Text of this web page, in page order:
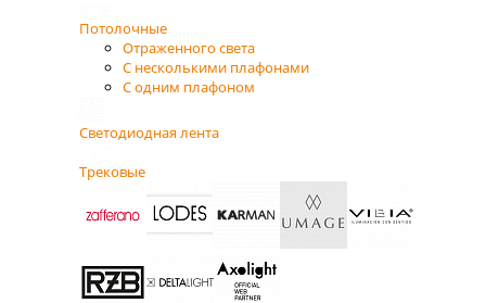
Потолочные
Отраженного света
С несколькими плафонами
С одним плафоном
Светодиодная лента
Трековые